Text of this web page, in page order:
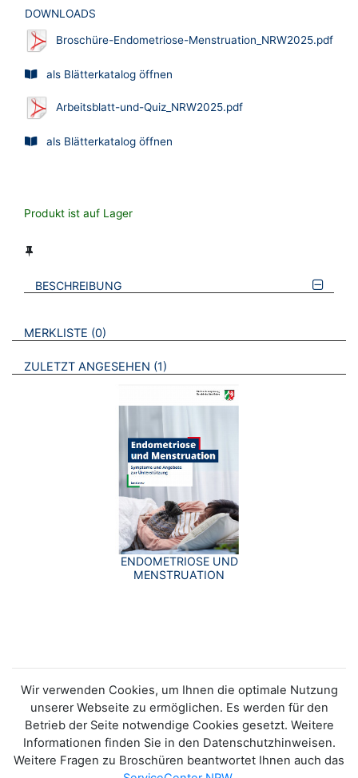
DOWNLOADS
Broschüre-Endometriose-Menstruation_NRW2025.pdf
als Blätterkatalog öffnen
Arbeitsblatt-und-Quiz_NRW2025.pdf
als Blätterkatalog öffnen
Produkt ist auf Lager
BESCHREIBUNG
VERWEISE AUF VERMERKTE- ODER ZULETZT ANGESEHENE
MERKLISTE 0 BROSCHÜREN
ZULETZT ANGESEHEN 1 BROSCHÜREN
ENDOMETRIOSE UND
MENSTRUATION
Wir verwenden Cookies, um Ihnen die optimale Nutzung
unserer Webseite zu ermöglichen. Es werden für den
Betrieb der Seite notwendige Cookies gesetzt. Weitere
Informationen finden Sie in den Datenschutzhinweisen.
Weitere Fragen zu Broschüren beantwortet Ihnen auch das